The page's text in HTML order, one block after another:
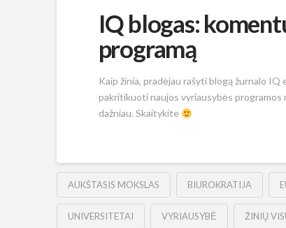
IQ blogas:
programą
Kaip žinia, pradėjau rašyti blogą žurnalo
pakritikuoti naujos vyriausybės
dažniau. Skaitykite
AUKŠTASIS MOKSLAS BIUROKRATIJA
UNIVERSITETAI VYRIAUSYBĖ ŽINIŲ